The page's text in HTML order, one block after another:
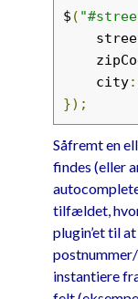
/>
"city"
disabled
</div>
$ (
    city
:
});
Såfremt en
findes (eller
tilfældet,
plugin’et til
instantiere